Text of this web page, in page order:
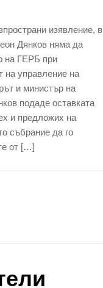
изявление, в
Дянков няма да
на ГЕРБ при
на управление на
и министър на
подаде оставката
и предложих на
събрание да го
от […]